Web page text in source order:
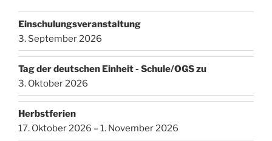
Einschulungsveranstaltung
3. September 2026
Tag der deutschen Einheit - Schule/OGS zu
3. Oktober 2026
Herbstferien
17. Oktober 2026 – 1. November 2026